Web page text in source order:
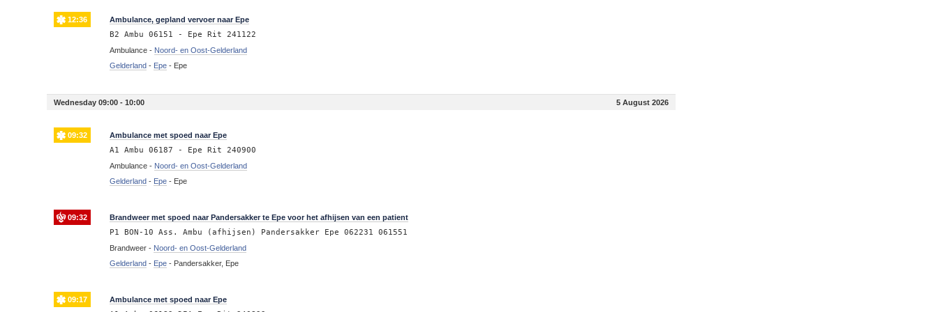
12:36 Ambulance, gepland vervoer naar Epe
B2 Ambu 06151 - Epe Rit 241122
Ambulance - Noord- en Oost-Gelderland
Gelderland - Epe - Epe
Wednesday 09:00 - 10:00 5 August 2026
09:32 Ambulance met spoed naar Epe
A1 Ambu 06187 - Epe Rit 240900
Ambulance - Noord- en Oost-Gelderland
Gelderland - Epe - Epe
09:32 Brandweer met spoed naar Pandersakker te Epe voor het afhijsen van een patient
P1 BON-10 Ass. Ambu (afhijsen) Pandersakker Epe 062231 061551
Brandweer - Noord- en Oost-Gelderland
Gelderland - Epe - Pandersakker, Epe
09:17 Ambulance met spoed naar Epe